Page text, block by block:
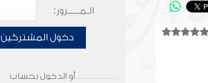
الـمـــــرور:
دخول المشتركين
أو الدخول بحساب